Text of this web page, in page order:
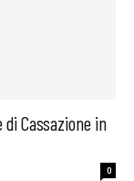
di Cassazione in
0